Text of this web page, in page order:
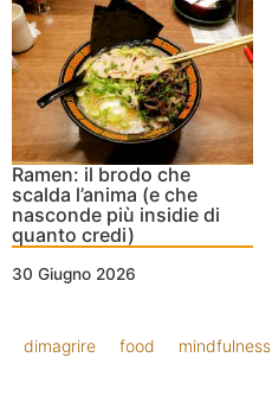
Ramen: il brodo che
scalda l’anima (e che
nasconde più insidie di
quanto credi)
30 Giugno 2026
dimagrire food mindfulness